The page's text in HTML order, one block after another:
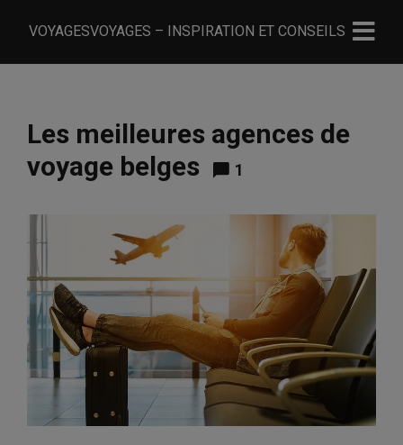
VOYAGESVOYAGES – INSPIRATION ET CONSEILS
Les meilleures agences de
voyage belges
1